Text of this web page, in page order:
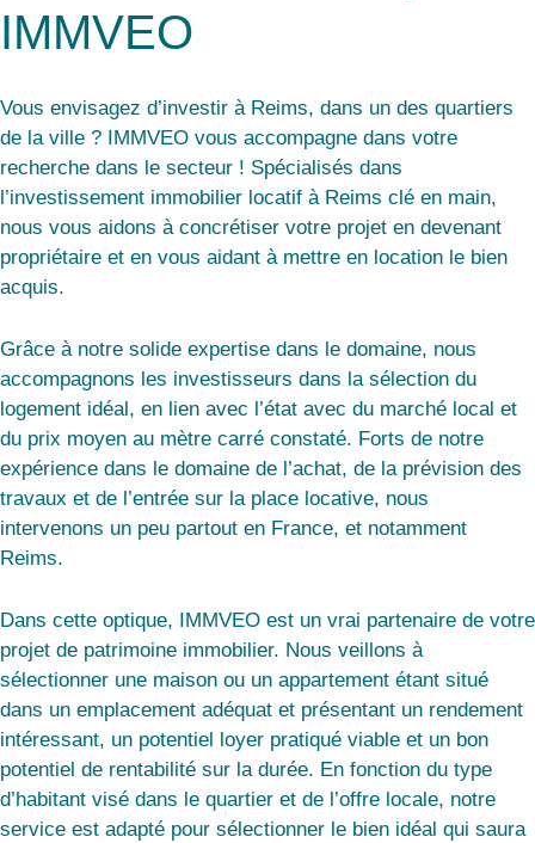
IMMVEO
Vous envisagez d’investir à Reims, dans un des quartiers
de la ville ? IMMVEO vous accompagne dans votre
recherche dans le secteur ! Spécialisés dans
l’investissement immobilier locatif à Reims clé en main,
nous vous aidons à concrétiser votre projet en devenant
propriétaire et en vous aidant à mettre en location le bien
acquis.
Grâce à notre solide expertise dans le domaine, nous
accompagnons les investisseurs dans la sélection du
logement idéal, en lien avec l’état avec du marché local et
du prix moyen au mètre carré constaté. Forts de notre
expérience dans le domaine de l’achat, de la prévision des
travaux et de l’entrée sur la place locative, nous
intervenons un peu partout en France, et notamment
Reims.
Dans cette optique, IMMVEO est un vrai partenaire de votre
projet de patrimoine immobilier. Nous veillons à
sélectionner une maison ou un appartement étant situé
dans un emplacement adéquat et présentant un rendement
intéressant, un potentiel loyer pratiqué viable et un bon
potentiel de rentabilité sur la durée. En fonction du type
d’habitant visé dans le quartier et de l’offre locale, notre
service est adapté pour sélectionner le bien idéal qui saura